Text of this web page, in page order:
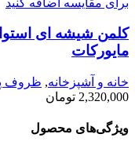
برای مقایسه اضافه کنید
کلمن شیشه ای
مایورکات
خانه و آشپزخانه, ظروف
2,320,000 تومان
ویژگی‌های محصول